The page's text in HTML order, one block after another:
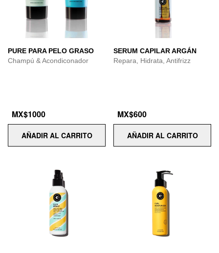
PURE PARA PELO GRASO
Champú & Acondiconador
MX$1000
AÑADIR AL CARRITO
SERUM CAPILAR ARGÁN
Repara, Hidrata, Antifrizz
MX$600
AÑADIR AL CARRITO